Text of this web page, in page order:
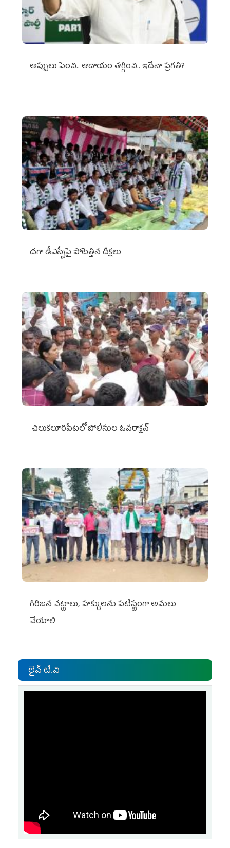
అప్పులు పెంచి.. ఆదాయం తగ్గించి.. ఇదేనా ప్రగతి?
దగా డీఎస్సీపై పోటెత్తిన దీక్షలు
చిలుక‌లూరిపేట‌లో పోలీసుల ఓవ‌రాక్ష‌న్‌
గిరిజన చట్టాలు, హక్కులను పటిష్టంగా అమలు
చేయాలి
లైవ్ టి.వి